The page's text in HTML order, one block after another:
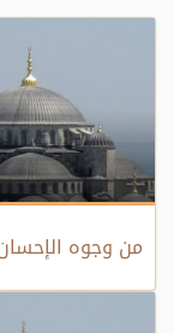
من وجوه